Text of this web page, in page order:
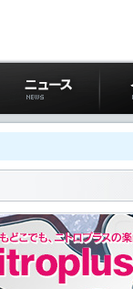
ュース イベ